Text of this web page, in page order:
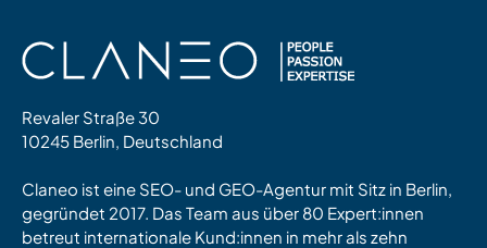
Revaler Straße 30
10245 Berlin, Deutschland
Claneo ist eine SEO- und GEO-Agentur mit Sitz in Berlin,
gegründet 2017. Das Team aus über 80 Expert:innen
betreut internationale Kund:innen in mehr als zehn